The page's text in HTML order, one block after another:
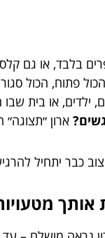
בלבד, או גם
הכול פתוח, הכול
ילדים, או בית
ארון
כבר יתחיל